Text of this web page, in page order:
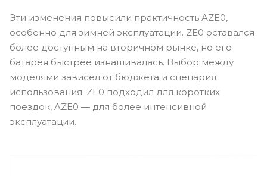
Эти изменения повысили практичность AZE0,
особенно для зимней эксплуатации. ZE0 оставался
более доступным на вторичном рынке, но его
батарея быстрее изнашивалась. Выбор между
моделями зависел от бюджета и сценария
использования: ZE0 подходил для коротких
поездок, AZE0 — для более интенсивной
эксплуатации.